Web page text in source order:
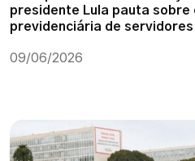
presidente Lula pauta sobre
previdenciária de servidores
09/06/2026